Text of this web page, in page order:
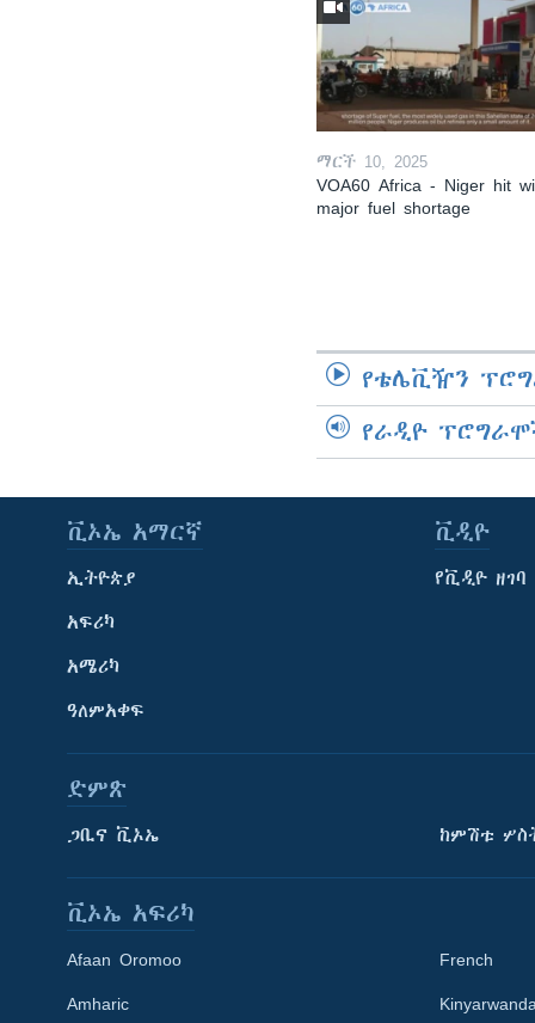
ማርች 10, 2025
VOA60 Africa - Niger hit
major fuel shortage
የቴሌቪዥን
የራዲዮ
ቪኦኤ አማርኛ
ኢትዮጵያ
አፍሪካ
አሜሪካ
ዓለምአቀፍ
ቪዲዮ
የቪዲዮ ዘገባ
ድምጽ
ጋቢና ቪኦኤ ከምሽቱ
ቪኦኤ አፍሪካ
Afaan Oromoo
Amharic
French